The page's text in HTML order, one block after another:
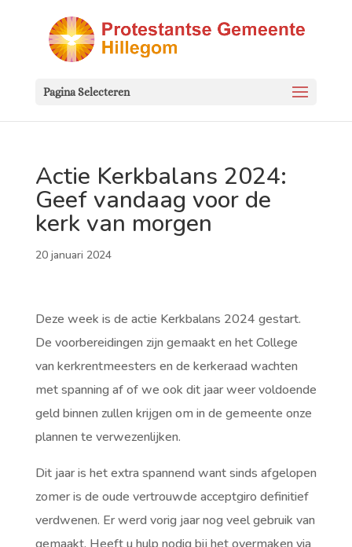
Pagina Selecteren
Actie Kerkbalans 2024:
Geef vandaag voor de
kerk van morgen
20 januari 2024
Deze week is de actie Kerkbalans 2024 gestart.
De voorbereidingen zijn gemaakt en het College
van kerkrentmeesters en de kerkeraad wachten
met spanning af ofwe ook dit jaar weer voldoende
geld binnen zullen krijgen om in de gemeente onze
plannen te verwezenlijken.
Dit jaar is het extra spannend want sinds afgelopen
zomer is de oude vertrouwde acceptgiro definitief
verdwenen. Er werd vorig jaar nog veel gebruik van